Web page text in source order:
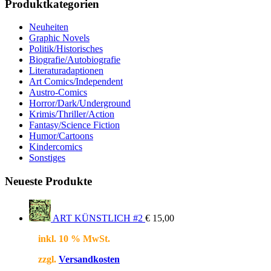
Produktkategorien
Neuheiten
Graphic Novels
Politik/Historisches
Biografie/Autobiografie
Literaturadaptionen
Art Comics/Independent
Austro-Comics
Horror/Dark/Underground
Krimis/Thriller/Action
Fantasy/Science Fiction
Humor/Cartoons
Kindercomics
Sonstiges
Neueste Produkte
ART KÜNSTLICH #2 € 15,00
inkl. 10 % MwSt.
zzgl. Versandkosten